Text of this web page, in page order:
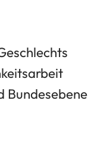
Bundesebene